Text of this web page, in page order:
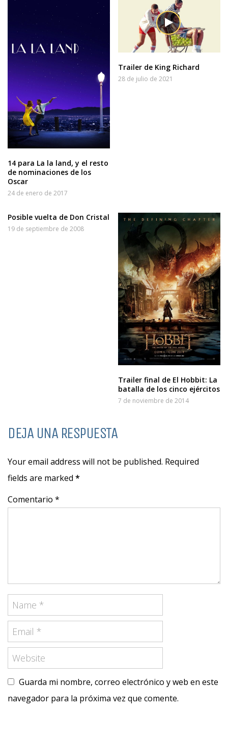
14 para La la land, y el resto
de nominaciones de los
Oscar
24 de enero de 2017
Trailer de King Richard
28 de julio de 2021
Posible vuelta de Don Cristal
19 de septiembre de 2008
Trailer final de El Hobbit: La
batalla de los cinco ejércitos
7 de noviembre de 2014
DEJA UNA RESPUESTA
Your email address will not be published. Required
fields are marked *
Comentario *
Guarda mi nombre, correo electrónico y web en este
navegador para la próxima vez que comente.